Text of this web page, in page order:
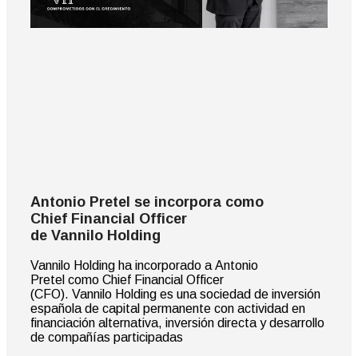
Antonio Pretel se incorpora como
Chief Financial Officer
de Vannilo Holding
Vannilo Holding ha incorporado a Antonio
Pretel como Chief Financial Officer
(CFO). Vannilo Holding es una sociedad de inversión
española de capital permanente con actividad en
financiación alternativa, inversión directa y desarrollo
de compañías participadas